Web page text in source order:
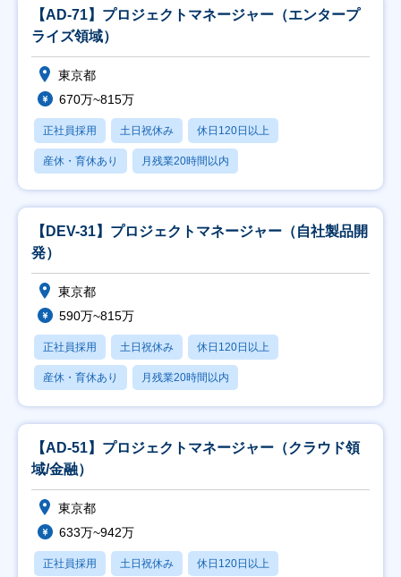
【AD-71】プロジェクトマネージャー（エンタープ
ライズ領域）
東京都
670万~815万
正社員採用 土日祝休み 休日120日以上
産休・育休あり 月残業20時間以内
【DEV-31】プロジェクトマネージャー（自社製品開
発）
東京都
590万~815万
正社員採用 土日祝休み 休日120日以上
産休・育休あり 月残業20時間以内
【AD-51】プロジェクトマネージャー（クラウド領
域/金融）
東京都
633万~942万
正社員採用 土日祝休み 休日120日以上